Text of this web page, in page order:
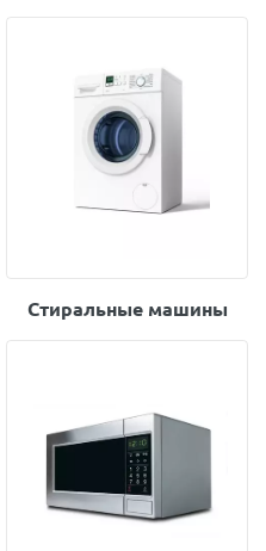
Стиральные машины